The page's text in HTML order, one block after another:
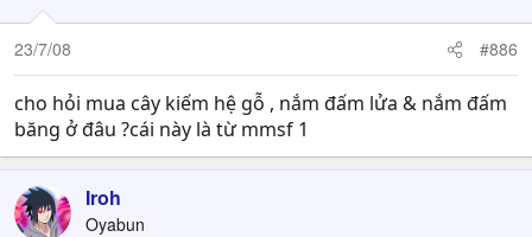
23/7/08 #886
cho hỏi mua cây kiếm hệ gỗ , nắm đấm lửa & nắm đấm
băng ở đâu ?cái này là từ mmsf 1
Iroh
Oyabun